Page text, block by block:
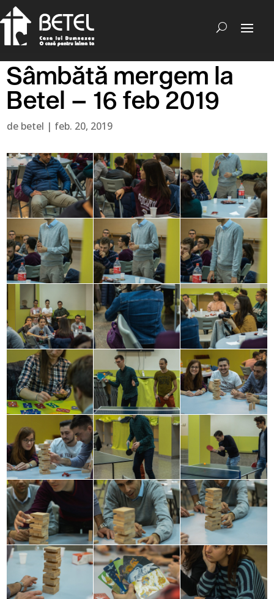
Sâmbătă mergem la
Betel – 16 feb 2019
de betel | feb. 20, 2019